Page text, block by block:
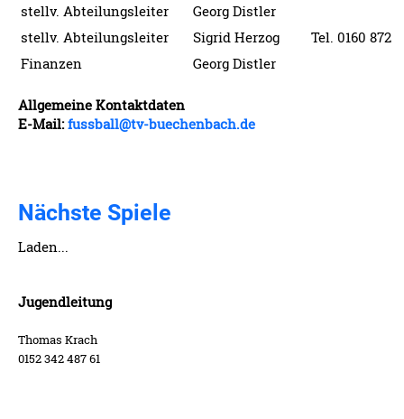
stellv. Abteilungsleiter
Georg Distler
stellv. Abteilungsleiter
Sigrid Herzog
Tel. 0160 872
Finanzen
Georg Distler
Allgemeine Kontaktdaten
E-Mail:fussball@tv-buechenbach.de
Nächste Spiele
Laden...
Jugendleitung
Thomas Krach
0152 342 487 61